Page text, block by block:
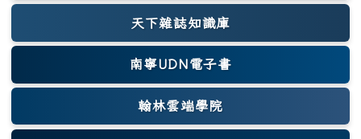
天下雜誌知識庫
(另開新視窗)
南寧UDN電子書
翰林雲端學院